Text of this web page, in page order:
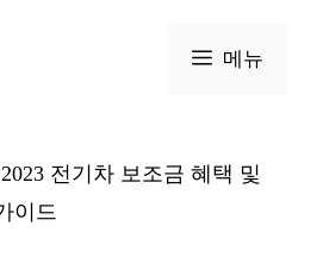
메뉴
2023 전기차 보조금 혜택 및
이드